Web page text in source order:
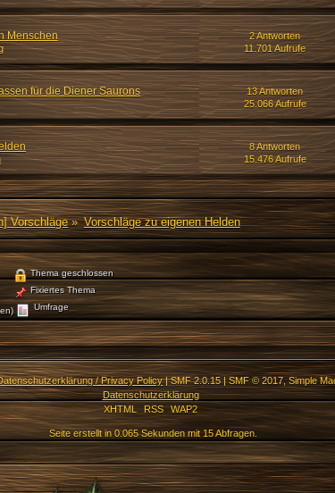
Menschen
2 Antworten
11.701 Aufrufe
für die Diener Saurons
13 Antworten
25.066 Aufrufe
8 Antworten
15.476 Aufrufe
Vorschläge» Vorschläge zu eigenen Helden
Thema geschlossen
Fixiertes Thema
Umfrage
/ Privacy Policy|SMF 2.0.15|SMF © 2017,Simple
Datenschutzerklärung
XHTML
RSS WAP2
Seite erstellt in 0.065 Sekunden mit 15 Abfragen.